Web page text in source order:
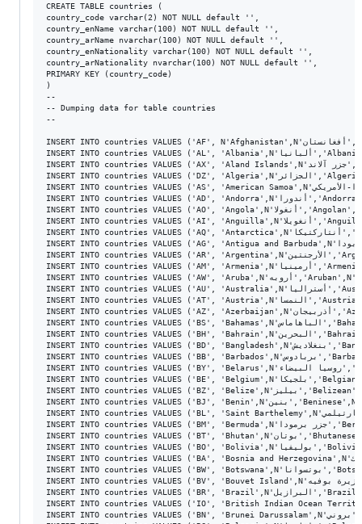
CREATE TABLE countries (
country_code varchar(2) NOT NULL default '',
country_enName varchar(100) NOT NULL default '',
country_arName nvarchar(100) NOT NULL default '',
country_enNationality varchar(100) NOT NULL default '',
country_arNationality nvarchar(100) NOT NULL default '',
PRIMARY KEY (country_code)
)
-- 
-- Dumping data for table countries
-- 

INSERT INTO countries VALUES ('AF', N'Afghanistan',N'أفغانستان','Afghan',N'أفغانستاني');
INSERT INTO countries VALUES ('AL', 'Albania',N'ألبانيا','Albanian',N'ألباني');
INSERT INTO countries VALUES ('AX', 'Aland Islands',N'جزر آلاند','Aland Islander',N'آلاندي');
INSERT INTO countries VALUES ('DZ', 'Algeria',N'الجزائر','Algerian',N'جزائري');
INSERT INTO countries VALUES ('AS', 'American Samoa',N'ساموا-الأمريكي','American Samoan',N'أمريكي سامواني');
INSERT INTO countries VALUES ('AD', 'Andorra',N'أندورا','Andorran',N'أندوري');
INSERT INTO countries VALUES ('AO', 'Angola',N'أنغولا','Angolan',N'أنقولي');
INSERT INTO countries VALUES ('AI', 'Anguilla',N'أنغويلا','Anguillan',N'أنغويلي');
INSERT INTO countries VALUES ('AQ', 'Antarctica',N'أنتاركتيكا','Antarctican',N'أنتاركتيكي');
INSERT INTO countries VALUES ('AG', 'Antigua and Barbuda',N'أنتيغوا وبربودا','Antiguan',N'بربودي');
INSERT INTO countries VALUES ('AR', 'Argentina',N'الأرجنتين','Argentinian',N'أرجنتيني');
INSERT INTO countries VALUES ('AM', 'Armenia',N'أرمينيا','Armenian',N'أرميني');
INSERT INTO countries VALUES ('AW', 'Aruba',N'أروبه','Aruban',N'أوروبهيني');
INSERT INTO countries VALUES ('AU', 'Australia',N'أستراليا','Australian',N'أسترالي');
INSERT INTO countries VALUES ('AT', 'Austria',N'النمسا','Austrian',N'نمساوي');
INSERT INTO countries VALUES ('AZ', 'Azerbaijan',N'أذربيجان','Azerbaijani',N'أذربيجاني');
INSERT INTO countries VALUES ('BS', 'Bahamas',N'الباهاماس','Bahamian',N'باهاميسي');
INSERT INTO countries VALUES ('BH', 'Bahrain',N'البحرين','Bahraini',N'بحريني');
INSERT INTO countries VALUES ('BD', 'Bangladesh',N'بنغلاديش','Bangladeshi',N'بنغلاديشي');
INSERT INTO countries VALUES ('BB', 'Barbados',N'بربادوس','Barbadian',N'بربادوسي');
INSERT INTO countries VALUES ('BY', 'Belarus',N'روسيا البيضاء','Belarusian',N'روسي');
INSERT INTO countries VALUES ('BE', 'Belgium',N'بلجيكا','Belgian',N'بلجيكي');
INSERT INTO countries VALUES ('BZ', 'Belize',N'بيليز','Belizean',N'بيليزي');
INSERT INTO countries VALUES ('BJ', 'Benin',N'بنين','Beninese',N'بنيني');
INSERT INTO countries VALUES ('BL', 'Saint Barthelemy',N'سان بارتيلمي','Saint Barthelmian',N'سان بارتيلمي');
INSERT INTO countries VALUES ('BM', 'Bermuda',N'جزر برمودا','Bermudan',N'برمودي');
INSERT INTO countries VALUES ('BT', 'Bhutan',N'بوتان','Bhutanese',N'بوتاني');
INSERT INTO countries VALUES ('BO', 'Bolivia',N'بوليفيا','Bolivian',N'بوليفي');
INSERT INTO countries VALUES ('BA', 'Bosnia and Herzegovina',N'البوسنة و الهرسك','Bosnian / Herzegovinian',N'بوسني/هرسكي');
INSERT INTO countries VALUES ('BW', 'Botswana',N'بوتسوانا','Botswanan',N'بوتسواني');
INSERT INTO countries VALUES ('BV', 'Bouvet Island',N'جزيرة بوفيه','Bouvetian',N'بوفيهي');
INSERT INTO countries VALUES ('BR', 'Brazil',N'البرازيل','Brazilian',N'برازيلي');
INSERT INTO countries VALUES ('IO', 'British Indian Ocean Territory',N'إقليم المحيط الهندي البريطاني','British Indian Ocean Territory',N'إقليم المحيط الهندي البريطاني');
INSERT INTO countries VALUES ('BN', 'Brunei Darussalam',N'بروني','Bruneian',N'بروني');
INSERT INTO countries VALUES ('BG', 'Bulgaria',N'بلغاريا','Bulgarian',N'بلغاري');
INSERT INTO countries VALUES ('BF', 'Burkina Faso',N'بوركينا فاسو','Burkinabe',N'بوركيني');
INSERT INTO countries VALUES ('BI', 'Burundi',N'بوروندي','Burundian',N'بورونيدي');
INSERT INTO countries VALUES ('KH', 'Cambodia',N'كمبوديا','Cambodian',N'كمبودي');
INSERT INTO countries VALUES ('CM', 'Cameroon',N'كاميرون','Cameroonian',N'كاميروني');
INSERT INTO countries VALUES ('CA', 'Canada',N'كندا','Canadian',N'كندي');
INSERT INTO countries VALUES ('CV', 'Cape Verde',N'الرأس الأخضر','Cape Verdean',N'الرأس الأخضر');
INSERT INTO countries VALUES ('KY', 'Cayman Islands',N'جزر كايمان','Caymanian',N'كايماني');
INSERT INTO countries VALUES ('CF', 'Central African Republic',N'جمهورية أفريقيا الوسطى','Central African',N'أفريقي');
INSERT INTO countries VALUES ('TD', 'Chad',N'تشاد','Chadian',N'تشادي');
INSERT INTO countries VALUES ('CL', 'Chile',N'شيلي','Chilean',N'شيلي');
INSERT INTO countries VALUES ('CN', 'China',N'الصين','Chinese',N'صيني');
INSERT INTO countries VALUES ('CX', 'Christmas Island',N'جزيرة عيد الميلاد','Christmas Islander',N'جزيرة عيد الميلاد');
INSERT INTO countries VALUES ('CC', 'Cocos (Keeling) Islands',N'جزر كوكوس','Cocos Islander',N'جزر كوكوس');
INSERT INTO countries VALUES ('CO', 'Colombia',N'كولومبيا','Colombian',N'كولومبي');
INSERT INTO countries VALUES ('KM', 'Comoros',N'جزر القمر','Comorian',N'جزر القمر');
INSERT INTO countries VALUES ('CG', 'Congo',N'الكونغو','Congolese',N'كونغي');
INSERT INTO countries VALUES ('CK', 'Cook Islands',N'جزر كوك','Cook Islander',N'جزر كوك');
INSERT INTO countries VALUES ('CR', 'Costa Rica',N'كوستاريكا','Costa Rican',N'كوستاريكي');
INSERT INTO countries VALUES ('HR', 'Croatia',N'كرواتيا','Croatian',N'كوراتي');
INSERT INTO countries VALUES ('CU', 'Cuba',N'كوبا','Cuban',N'كوبي');
INSERT INTO countries VALUES ('CY', 'Cyprus',N'قبرص','Cypriot',N'قبرصي');
INSERT INTO countries VALUES ('CW', 'Curaçao',N'كوراساو','Curacian',N'كوراساوي');
INSERT INTO countries VALUES ('CZ', 'Czech Republic',N'الجمهورية التشيكية','Czech',N'تشيكي');
INSERT INTO countries VALUES ('DK', 'Denmark',N'الدانمارك','Danish',N'دنماركي');
INSERT INTO countries VALUES ('DJ', 'Djibouti',N'جيبوتي','Djiboutian',N'جيبوتي');
INSERT INTO countries VALUES ('DM', 'Dominica',N'دومينيكا','Dominican',N'دومينيكي');
INSERT INTO countries VALUES ('DO', 'Dominican Republic',N'الجمهورية الدومينيكية','Dominican',N'دومينيكي');
INSERT INTO countries VALUES ('EC', 'Ecuador',N'إكوادور','Ecuadorian',N'إكوادوري');
INSERT INTO countries VALUES ('EG', 'Egypt',N'مصر','Egyptian',N'مصري');
INSERT INTO countries VALUES ('SV', 'El Salvador',N'إلسلفادور','Salvadoran',N'سلفادوري');
INSERT INTO countries VALUES ('GQ', 'Equatorial Guinea',N'غينيا الاستوائي','Equatorial Guinean',N'غيني');
INSERT INTO countries VALUES ('ER', 'Eritrea',N'إريتريا','Eritrean',N'إريتيري');
INSERT INTO countries VALUES ('EE', 'Estonia',N'استونيا','Estonian',N'استوني');
INSERT INTO countries VALUES ('ET', 'Ethiopia',N'أثيوبيا','Ethiopian',N'أثيوبي');
INSERT INTO countries VALUES ('FK', 'Falkland Islands (Malvinas)',N'جزر فوكلاند','Falkland Islander',N'فوكلاندي');
INSERT INTO countries VALUES ('FO', 'Faroe Islands',N'جزر فارو','Faroese',N'جزر فارو');
INSERT INTO countries VALUES ('FJ', 'Fiji',N'فيجي','Fijian',N'فيجي');
INSERT INTO countries VALUES ('FI', 'Finland',N'فنلندا','Finnish',N'فنلندي');
INSERT INTO countries VALUES ('FR', 'France',N'فرنسا','French',N'فرنسي');
INSERT INTO countries VALUES ('GF', 'French Guiana',N'غويانا الفرنسية','French Guianese',N'غويانا الفرنسية');
INSERT INTO countries VALUES ('PF', 'French Polynesia',N'بولينيزيا الفرنسية','French Polynesian',N'بولينيزيي');
INSERT INTO countries VALUES ('TF', 'French Southern and Antarctic Lands',N'أراض فرنسية جنوبية وأنتارتيكية','French',N'أراض فرنسية جنوبية وأنتارتيكية');
INSERT INTO countries VALUES ('GA', 'Gabon',N'الغابون','Gabonese',N'غابوني');
INSERT INTO countries VALUES ('GM', 'Gambia',N'غامبيا','Gambian',N'غامبي');
INSERT INTO countries VALUES ('GE', 'Georgia',N'جيورجيا','Georgian',N'جيورجي');
INSERT INTO countries VALUES ('DE', 'Germany',N'ألمانيا','German',N'ألماني');
INSERT INTO countries VALUES ('GH', 'Ghana',N'غانا','Ghanaian',N'غاني');
INSERT INTO countries VALUES ('GI', 'Gibraltar',N'جبل طارق','Gibraltar',N'جبل طارق');
INSERT INTO countries VALUES ('GG', 'Guernsey',N'غيرنزي','Guernsian',N'غيرنزي');
INSERT INTO countries VALUES ('GR', 'Greece',N'اليونان','Greek',N'يوناني');
INSERT INTO countries VALUES ('GL', 'Greenland',N'جرينلاند','Greenlandic',N'جرينلاندي');
INSERT INTO countries VALUES ('GD', 'Grenada',N'غرينادا','Grenadian',N'غرينادي');
INSERT INTO countries VALUES ('GP', 'Guadeloupe',N'جزر جوادلوب','Guadeloupe',N'جزر جوادلوب');
INSERT INTO countries VALUES ('GU', 'Guam',N'جوام','Guamanian',N'جوامي');
INSERT INTO countries VALUES ('GT', 'Guatemala',N'غواتيمال','Guatemalan',N'غواتيمالي');
INSERT INTO countries VALUES ('GN', 'Guinea',N'غينيا','Guinean',N'غيني');
INSERT INTO countries VALUES ('GW', 'Guinea-Bissau',N'غينيا-بيساو','Guinea-Bissauan',N'غيني');
INSERT INTO countries VALUES ('GY', 'Guyana',N'غيانا','Guyanese',N'غياني');
INSERT INTO countries VALUES ('HT', 'Haiti',N'هايتي','Haitian',N'هايتي');
INSERT INTO countries VALUES ('HM', 'Heard and Mc Donald Islands',N'جزيرة هيرد وجزر ماكدونالد','Heard and Mc Donald Islanders',N'جزيرة هيرد وجزر ماكدونالد');
INSERT INTO countries VALUES ('HN', 'Honduras',N'هندوراس','Honduran',N'هندوراسي');
INSERT INTO countries VALUES ('HK', 'Hong Kong',N'هونغ كونغ','Hongkongese',N'هونغ كونغي');
INSERT INTO countries VALUES ('HU', 'Hungary',N'المجر','Hungarian',N'مجري');
INSERT INTO countries VALUES ('IS', 'Iceland',N'آيسلندا','Icelandic',N'آيسلندي');
INSERT INTO countries VALUES ('IN', 'India',N'الهند','Indian',N'هندي');
INSERT INTO countries VALUES ('IM', 'Isle of Man',N'جزيرة مان','Manx',N'ماني');
INSERT INTO countries VALUES ('ID', 'Indonesia',N'أندونيسيا','Indonesian',N'أندونيسيي');
INSERT INTO countries VALUES ('IR', 'Iran',N'إيران','Iranian',N'إيراني');
INSERT INTO countries VALUES ('IQ', 'Iraq',N'العراق','Iraqi',N'عراقي');
INSERT INTO countries VALUES ('IE', 'Ireland',N'إيرلندا','Irish',N'إيرلندي');
INSERT INTO countries VALUES ('IL', 'Israel',N'إسرائيل','Israeli',N'إسرائيلي');
INSERT INTO countries VALUES ('IT', 'Italy',N'إيطاليا','Italian',N'إيطالي');
INSERT INTO countries VALUES ('CI', 'Ivory Coast',N'ساحل العاج','Ivory Coastian',N'ساحل العاج');
INSERT INTO countries VALUES ('JE', 'Jersey',N'جيرزي','Jersian',N'جيرزي');
INSERT INTO countries VALUES ('JM', 'Jamaica',N'جمايكا','Jamaican',N'جمايكي');
INSERT INTO countries VALUES ('JP', 'Japan',N'ال